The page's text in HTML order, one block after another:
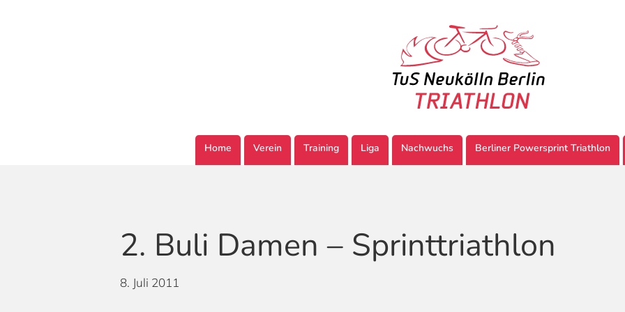
Home Verein Training Liga Nachwuchs Berliner Powersprint Triathlon
2. Buli Damen – Sprinttriathlon
8. Juli 2011